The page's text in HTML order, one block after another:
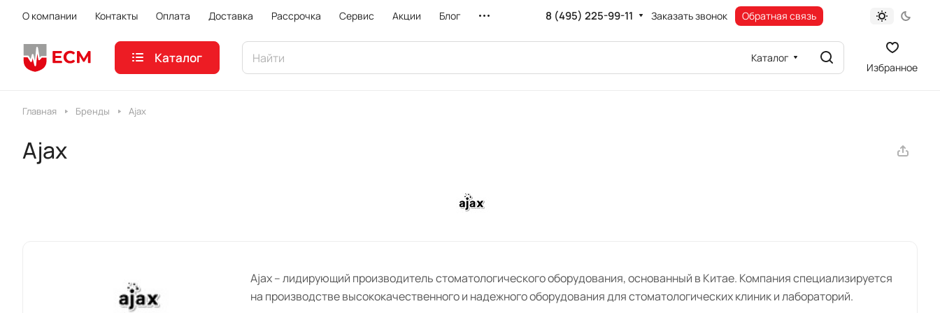
О компании Контакты Оплата Доставка Рассрочка Сервис Акции Блог 8 (495) 225-99-11 Заказать звонок Обратная связь
Каталог Каталог
Избранное
Главная Бренды Ajax
Ajax
Ajax – лидирующий производитель стоматологического оборудования, основанный в Китае. Компания специализируется
на производстве высококачественного и надежного оборудования для стоматологических клиник и лабораторий.